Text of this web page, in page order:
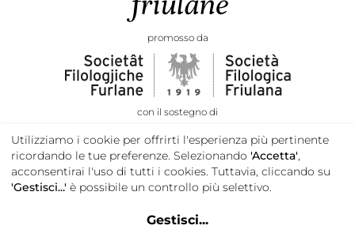
promosso da
con il sostegno di
Utilizziamo i cookie per offrirti l'esperienza più pertinente
ricordando le tue preferenze. Selezionando 'Accetta',
acconsentirai l'uso di tutti i cookies. Tuttavia, cliccando su
'Gestisci...' è possibile un controllo più selettivo.
Gestisci...